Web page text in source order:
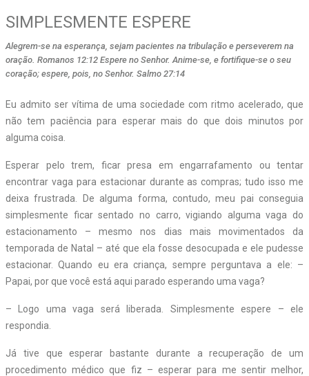
SIMPLESMENTE ESPERE
Alegrem-se na esperança, sejam pacientes na tribulação e perseverem na
oração. Romanos 12:12 Espere no Senhor. Anime-se, e fortifique-se o seu
coração; espere, pois, no Senhor. Salmo 27:14
Eu admito ser vítima de uma sociedade com ritmo acelerado, que
não tem paciência para esperar mais do que dois minutos por
alguma coisa.
Esperar pelo trem, ficar presa em engarrafamento ou tentar
encontrar vaga para estacionar durante as compras; tudo isso me
deixa frustrada. De alguma forma, contudo, meu pai conseguia
simplesmente ficar sentado no carro, vigiando alguma vaga do
estacionamento – mesmo nos dias mais movimentados da
temporada de Natal – até que ela fosse desocupada e ele pudesse
estacionar. Quando eu era criança, sempre perguntava a ele: –
Papai, por que você está aqui parado esperando uma vaga?
– Logo uma vaga será liberada. Simplesmente espere – ele
respondia.
Já tive que esperar bastante durante a recuperação de um
procedimento médico que fiz – esperar para me sentir melhor,